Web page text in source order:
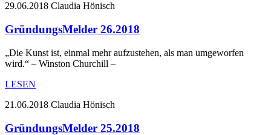
29.06.2018 Claudia Hönisch
GründungsMelder 26.2018
„Die Kunst ist, einmal mehr aufzustehen, als man umgeworfen
wird.“ – Winston Churchill –
LESEN
21.06.2018 Claudia Hönisch
GründungsMelder 25.2018